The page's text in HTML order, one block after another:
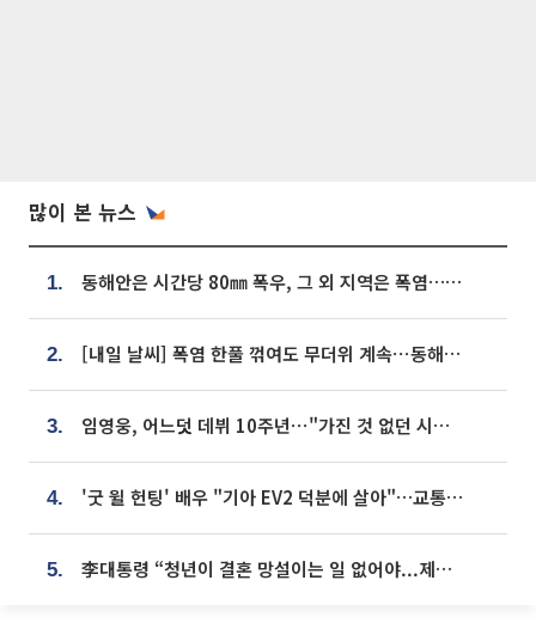
많이 본 뉴스
1. 동해안은 시간당 80㎜ 폭우, 그 외 지역은 폭염…‘극과 극 날씨’
2. [내일 날씨] 폭염 한풀 꺾여도 무더위 계속⋯동해안 이틀 연속 비
3. 임영웅, 어느덧 데뷔 10주년⋯"가진 것 없던 시절, 내 앞엔 20명의 팬뿐"
4. '굿 윌 헌팅' 배우 "기아 EV2 덕분에 살아"…교통사고 후 안전성 극찬
5. 李대통령 “청년이 결혼 망설이는 일 없어야...제도상 불이익 조사”